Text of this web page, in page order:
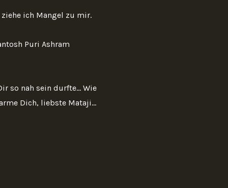
ich Mangel zu mir.
Puri Ashram
so nah sein durfte... Wie
Dich, liebste Mataji...